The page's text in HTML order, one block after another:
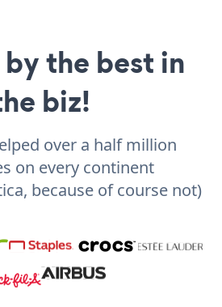
the best in
biz!
over a half million
on every continent
because of course not)